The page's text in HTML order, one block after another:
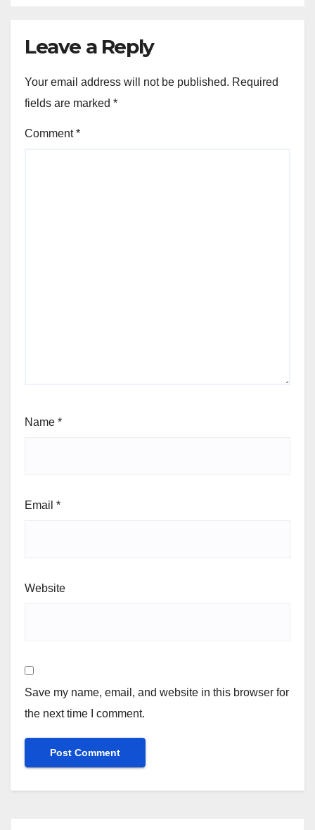
Leave a Reply
Your email address will not be published. Required
fields are marked *
Comment*
Name *
Email *
Website
Save my name, email, and website in this browser for
the next time I comment.